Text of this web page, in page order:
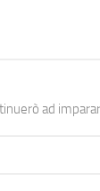
ad